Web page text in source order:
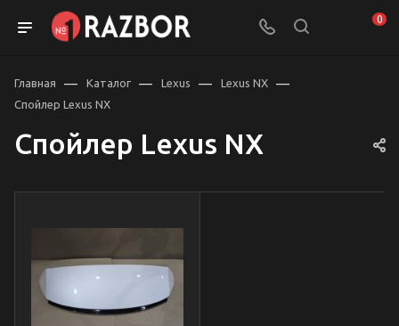
0
Главная — Каталог — Lexus — Lexus NX —
Спойлер Lexus NX
Спойлер Lexus NX